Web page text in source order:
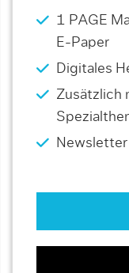
1 PAGE
E-Paper
Digitales
Zusätzlich